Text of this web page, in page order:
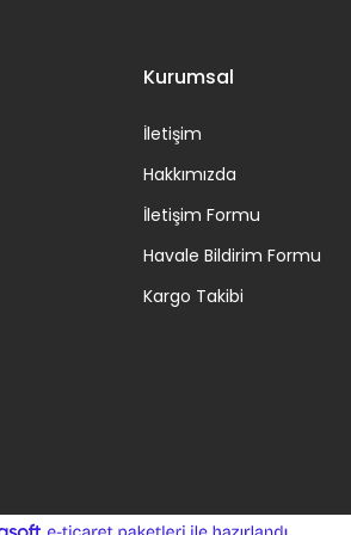
Kurumsal
İletişim
Hakkımızda
İletişim Formu
Havale Bildirim Formu
Kargo Takibi